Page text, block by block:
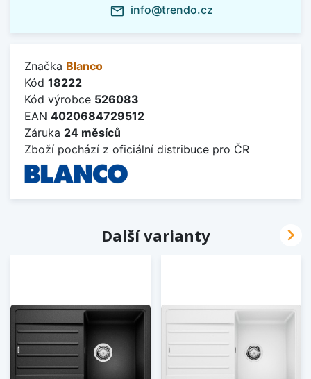
mail_outline info@trendo.cz
Značka Blanco
Kód 18222
Kód výrobce 526083
EAN 4020684729512
Záruka 24 měsíců
Zboží pochází z oficiální distribuce pro ČR
Další varianty 